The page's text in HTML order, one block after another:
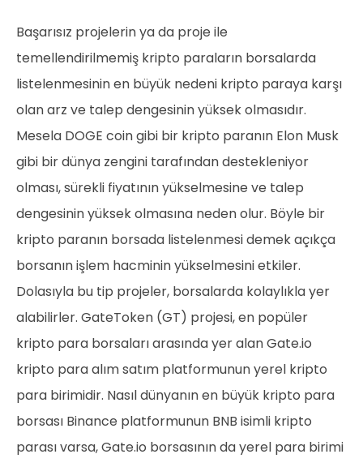
Başarısız projelerin ya da proje ile
temellendirilmemiş kripto paraların borsalarda
listelenmesinin en büyük nedeni kripto paraya karşı
olan arz ve talep dengesinin yüksek olmasıdır.
Mesela DOGE coin gibi bir kripto paranın Elon Musk
gibi bir dünya zengini tarafından destekleniyor
olması, sürekli fiyatının yükselmesine ve talep
dengesinin yüksek olmasına neden olur. Böyle bir
kripto paranın borsada listelenmesi demek açıkça
borsanın işlem hacminin yükselmesini etkiler.
Dolasıyla bu tip projeler, borsalarda kolaylıkla yer
alabilirler. GateToken (GT) projesi, en popüler
kripto para borsaları arasında yer alan Gate.io
kripto para alım satım platformunun yerel kripto
para birimidir. Nasıl dünyanın en büyük kripto para
borsası Binance platformunun BNB isimli kripto
parası varsa, Gate.io borsasının da yerel para birimi